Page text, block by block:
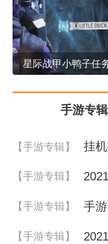
星际战甲小鸭子任
手游专辑
【手游专辑】 挂
【手游专辑】
【手游专辑】 手
【手游专辑】